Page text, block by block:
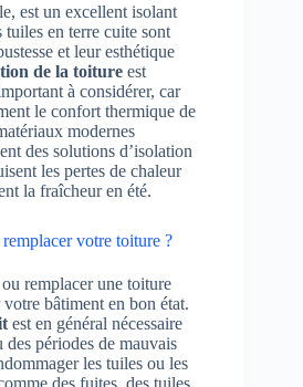
est un excellent isolant
tuiles en terre cuite sont
et leur esthétique
de la toiture est
à considérer, car
le confort thermique de
modernes
des solutions d’isolation
les pertes de chaleur
la fraîcheur en été.
votre toiture ?
remplacer une toiture
bâtiment en bon état.
est en général nécessaire
des périodes de mauvais
les tuiles ou les
des fuites, des tuiles